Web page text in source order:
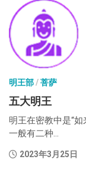
明王部/菩萨
五大明王
明王在密教中是“
一般有二种...
2023年3月25日